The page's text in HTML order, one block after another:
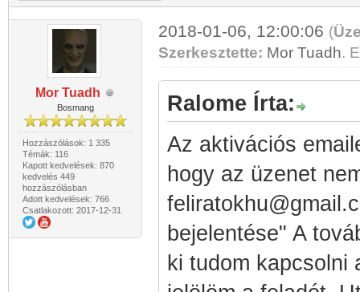
Mor Tuadh
Bosmang
Hozzászólások: 1 335
Témák: 116
Kapott kedvelések: 870
kedvelés 449
hozzászólásban
Adott kedvelések: 766
Csatlakozott: 2017-12-31
2018-01-06, 12:00:06 (
Szerkesztette: Mor Tuadh.
Ralome Írta:
Az aktivációs
hogy az üzenet
bejelentése" A
ki tudom kapcsolni